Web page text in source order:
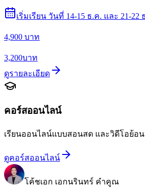
เริ่มเรียน วันที่ 14-15 ธ.ค. และ 21-22
4,900 บาท
3,200บาท
ดูรายละเอียด
คอร์สออนไลน์
เรียนออนไลน์แบบสอนสด และวิดีโอย้อน
ดูคอร์สออนไลน์
โค้ชเอก เอกนรินทร์ คำคูณ